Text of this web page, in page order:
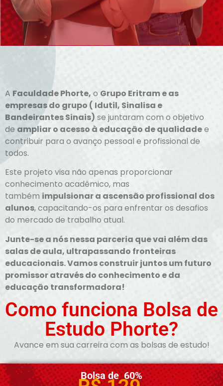
A Faculdade Phorte, o Grupo Eritram e as
empresas do grupo ( Idutil, Sinalisa e
Bandeirantes Sinais) se juntaram com o objetivo
de ampliar o acesso à educação de qualidadee
contribuir para o avanço pessoal e profissional de
todos.
Este projeto visa não apenas proporcionar
conhecimento acadêmico, mas
também impulsionar a ascensão profissional dos
alunos, capacitando-os para enfrentar os desafios
do mercado de trabalho atual.
Junte-se a nós nessa parceria que vai além das
salas de aula, ultrapassando fronteiras
educacionais. Vamos construir juntos um futuro
promissor através do conhecimento e da
educação transformadora!
Como funciona Bolsa de
Estudo Phorte?
Avance em sua carreira com as bolsas de estudo!
Bolsa de 60%